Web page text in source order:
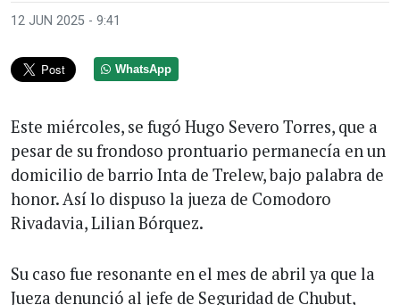
12 JUN 2025 - 9:41
WhatsApp
Este miércoles, se fugó Hugo Severo Torres, que a
pesar de su frondoso prontuario permanecía en un
domicilio de barrio Inta de Trelew, bajo palabra de
honor. Así lo dispuso la jueza de Comodoro
Rivadavia, Lilian Bórquez.
Su caso fue resonante en el mes de abril ya que la
Jueza denunció al jefe de Seguridad de Chubut,